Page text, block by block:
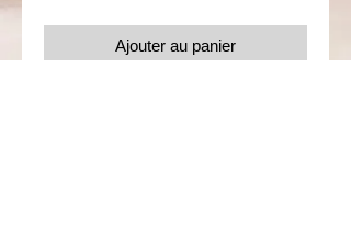
Ajouter au panier